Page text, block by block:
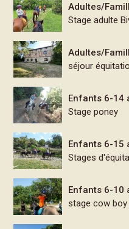
Adultes/
Stage adulte
Adultes/
séjour
Enfants 6-14
Stage poney
Enfants 6-15
Stages
Enfants 6-10
stage cow boy